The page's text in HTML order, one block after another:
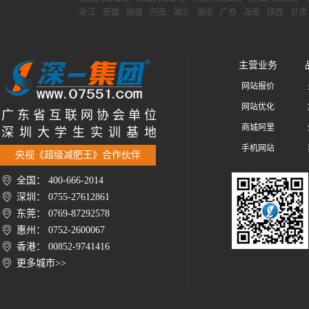
浙江
安徽 福建 河南 湖北 湖南 广西 海南 陕西 甘肃
广 东 省 互 联 网 协 会 单 位
深 圳 大 学 生 实 训 基 地
央视《超级减肥王》合作伙伴
全国： 400-666-2014
深圳： 0755-27612861
东莞： 0769-87292578
惠州： 0752-2600067
香港： 00852-9741416
更多城市>>
主营业务
网站报价
网站优化
商城阿里
手机网站